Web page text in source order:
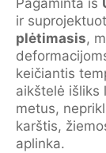
Pagaminta iš
ir
plėtimasis,
keičiantis
aikštelė išliks
metus,
karštis,
aplinka.